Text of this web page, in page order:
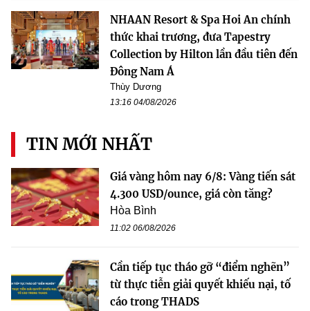
NHAAN Resort & Spa Hoi An chính
thức khai trương, đưa Tapestry
Collection by Hilton lần đầu tiên đến
Đông Nam Á
Thùy Dương
13:16 04/08/2026
TIN MỚI NHẤT
Giá vàng hôm nay 6/8: Vàng tiến sát
4.300 USD/ounce, giá còn tăng?
Hòa Bình
11:02 06/08/2026
Cần tiếp tục tháo gỡ “điểm nghẽn”
từ thực tiễn giải quyết khiếu nại, tố
cáo trong THADS